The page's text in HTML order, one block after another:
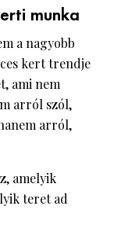
munka
a nagyobb
kert trendje
ami nem
arról szól,
arról,
amelyik
teret ad